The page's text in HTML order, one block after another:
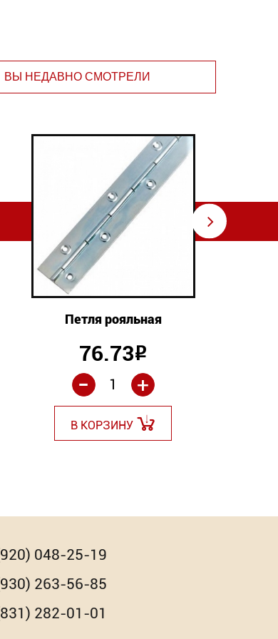
Петля рояльная
76.73Р
+
-
В КОРЗИНУ
⇨
ВЫ НЕДАВНО СМОТРЕЛИ
048-25-19
263-56-85
282-01-01